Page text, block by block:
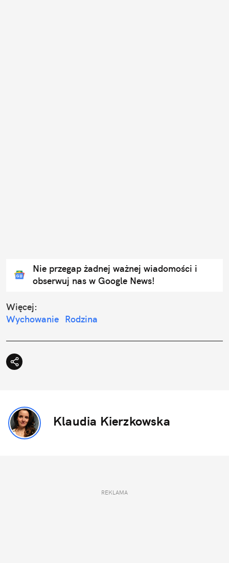
Nie przegap żadnej ważnej wiadomości i
obserwuj nas w Google News!
Więcej:
Wychowanie Rodzina
Klaudia Kierzkowska
REKLAMA